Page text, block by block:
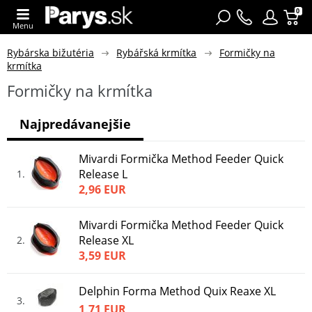
0
Menu
Rybárska bižutéria Rybářská krmítka
Formičky na
krmítka
Formičky na krmítka
1
Mivardi Formička Method Feeder Quick
Release L
2,96 EUR
2
Mivardi Formička Method Feeder Quick
Release XL
3,59 EUR
3
Delphin Forma Method Quix Reaxe XL
Najpredávanejšie